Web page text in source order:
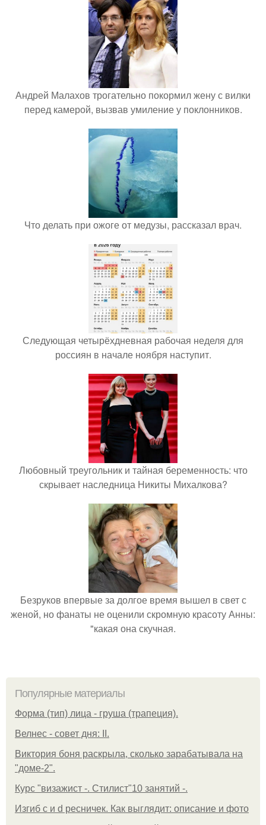
Андрей Малахов трогательно покормил жену с вилки
перед камерой, вызвав умиление у поклонников.
Что делать при ожоге от медузы, рассказал врач.
Следующая четырёхдневная рабочая неделя для
россиян в начале ноября наступит.
Любовный треугольник и тайная беременность: что
скрывает наследница Никиты Михалкова?
Безруков впервые за долгое время вышел в свет с
женой, но фанаты не оценили скромную красоту Анны:
"какая она скучная.
Популярные материалы
Форма (тип) лица - груша (трапеция).
Велнес - совет дня: II.
Виктория боня раскрыла, сколько зарабатывала на
"доме-2".
Курс "визажист -. Стилист"10 занятий -.
Изгиб c и d ресничек. Как выглядит: описание и фото